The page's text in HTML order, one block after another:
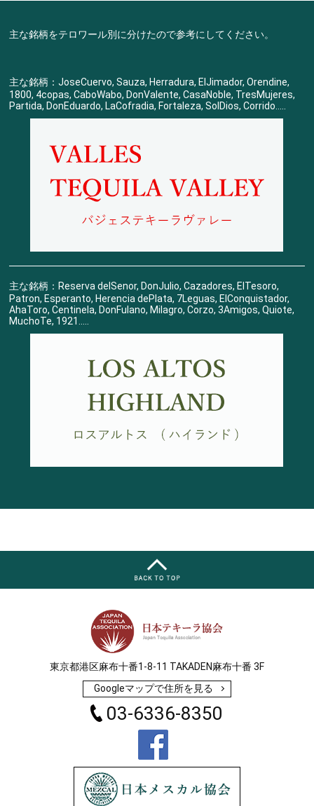
主な銘柄をテロワール別に分けたので参考にしてください。
主な銘柄：JoseCuervo, Sauza, Herradura, ElJimador, Orendine,
1800, 4copas, CaboWabo, DonValente, CasaNoble, TresMujeres,
Partida, DonEduardo, LaCofradia, Fortaleza, SolDios, Corrido.....
主な銘柄：Reserva delSenor, DonJulio, Cazadores, ElTesoro,
Patron, Esperanto, Herencia dePlata, 7Leguas, ElConquistador,
AhaToro, Centinela, DonFulano, Milagro, Corzo, 3Amigos, Quiote,
MuchoTe, 1921.....
東京都港区麻布十番1-8-11 TAKADEN麻布十番 3F
Googleマップで住所を見る
03-6336-8350